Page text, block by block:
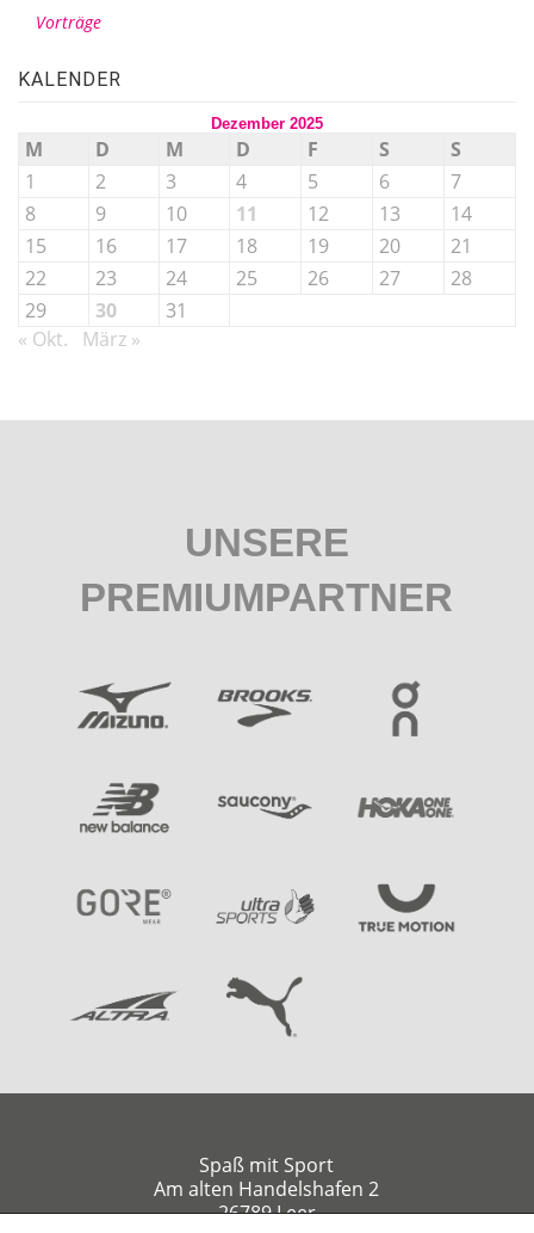
Vorträge
KALENDER
Dezember 2025
M D M D F S
S
1
2 3 4 5 6
7
8
9 10 11 12 13
14
15
16 17 18 19 20
21
22
23 24 25 26 27
28
29
30
31
« Okt.
März »
UNSERE
PREMIUMPARTNER
Spaß mit Sport
Am alten Handelshafen 2
26789 Leer